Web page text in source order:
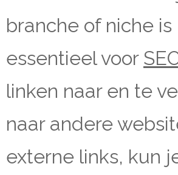
branche of niche is
essentieel voor
linken naar en te
naar andere
externe links, kun